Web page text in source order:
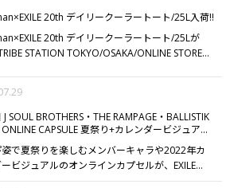
と向かうクルマに乗り込むところから密着し、
メイク室、ファンミーティングなど、ライブ前
ある表情も激写。まるでスタッフのような目線
す。
20th デイリークーラートート/25L入荷!!
20th デイリークーラートート/25Lが
STATION TOKYO/OSAKA/ONLINE STOREに
の大容量保冷トートバッグ☆
ジッパー付フロントポケットが付いているのも
ポイント◎ピクニックやキャンプなどのアウトド
はもちろん、普段のお買い物や運動会、部活の
も大活躍♪ ■商品の同梱について ヒーリングチェ
ニテーブルプラスとの同時購入、同梱発送はでき
SOUL BROTHERS・THE RAMPAGE・BALLISTIK
CAPSULE 夏祭り+カレンダービジュアル
で夏祭りを楽しむメンバーキャラや2022年カ
ービジュアルのオンラインカプセルが、EXILE
ONLINE STOREにて発売!!クッションや